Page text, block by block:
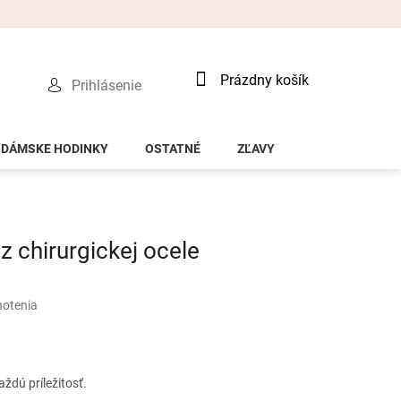
Prihlásenie
Nákupný
Prázdny košík
DÁMSKE HODINKY OSTATNÉ ZĽAVY
chirurgickej ocele
príležitosť.